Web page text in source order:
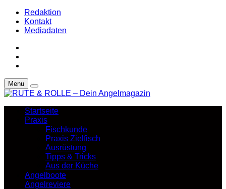
Redaktion
Kontakt
Mediadaten
Menu
Startseite
Praxis
Fischkunde
Praxis Zielfisch
Ausrüstung
Tipps & Tricks
Aus der Küche
Angelboote
Angelreviere